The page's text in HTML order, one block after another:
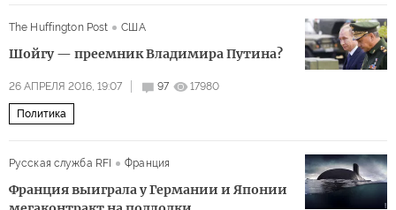
The Huffington Post США
Шойгу — преемник Владимира Путина?
26 АПРЕЛЯ 2016, 19:07 97 17980
Политика
Русская служба RFI Франция
Франция выиграла у Германии и Японии